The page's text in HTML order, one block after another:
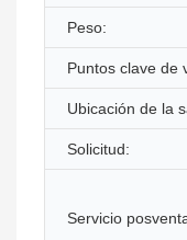
Peso:
Puntos clave de
Ubicación de la
Solicitud:
Servicio